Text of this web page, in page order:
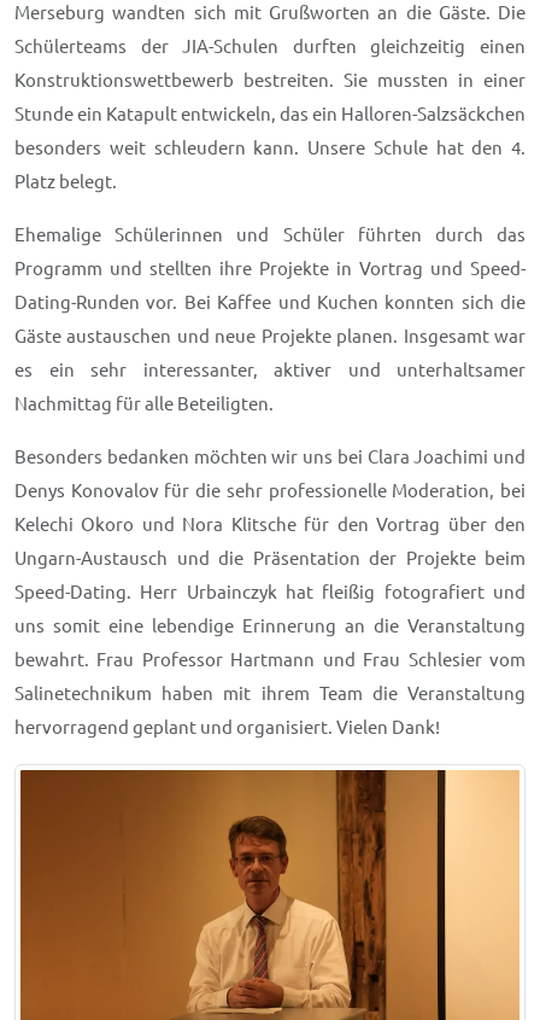
Merseburg wandten sich mit Grußworten an die Gäste. Die
Schülerteams der JIA-Schulen durften gleichzeitig einen
Konstruktionswettbewerb bestreiten. Sie mussten in einer
Stunde ein Katapult entwickeln, das ein Halloren-Salzsäckchen
besonders weit schleudern kann. Unsere Schule hat den 4.
Platz belegt.
Ehemalige Schülerinnen und Schüler führten durch das
Programm und stellten ihre Projekte in Vortrag und Speed-
Dating-Runden vor. Bei Kaffee und Kuchen konnten sich die
Gäste austauschen und neue Projekte planen. Insgesamt war
es ein sehr interessanter, aktiver und unterhaltsamer
Nachmittag für alle Beteiligten.
Besonders bedanken möchten wir uns bei Clara Joachimi und
Denys Konovalov für die sehr professionelle Moderation, bei
Kelechi Okoro und Nora Klitsche für den Vortrag über den
Ungarn-Austausch und die Präsentation der Projekte beim
Speed-Dating. Herr Urbainczyk hat fleißig fotografiert und
uns somit eine lebendige Erinnerung an die Veranstaltung
bewahrt. Frau Professor Hartmann und Frau Schlesier vom
Salinetechnikum haben mit ihrem Team die Veranstaltung
hervorragend geplant und organisiert. Vielen Dank!